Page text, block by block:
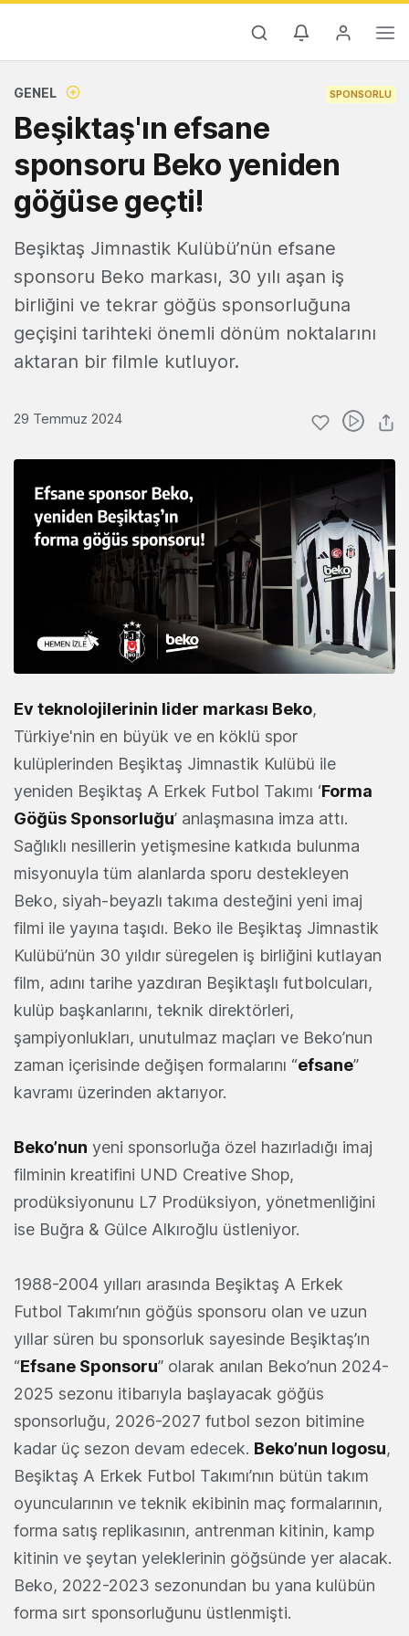
GENEL SPONSORLU
Beşiktaş'ın efsane
sponsoru Beko yeniden
göğüse geçti!
Beşiktaş Jimnastik Kulübü’nün efsane
sponsoru Beko markası, 30 yılı aşan iş
birliğini ve tekrar göğüs sponsorluğuna
geçişini tarihteki önemli dönüm noktalarını
aktaran bir filmle kutluyor.
29 Temmuz 2024
Ev teknolojilerinin lider markası Beko,
Türkiye'nin en büyük ve en köklü spor
kulüplerinden Beşiktaş Jimnastik Kulübü ile
yeniden Beşiktaş A Erkek Futbol Takımı ‘Forma
Göğüs Sponsorluğu’ anlaşmasına imza attı.
Sağlıklı nesillerin yetişmesine katkıda bulunma
misyonuyla tüm alanlarda sporu destekleyen
Beko, siyah-beyazlı takıma desteğini yeni imaj
filmi ile yayına taşıdı. Beko ile Beşiktaş Jimnastik
Kulübü’nün 30 yıldır süregelen iş birliğini kutlayan
film, adını tarihe yazdıran Beşiktaşlı futbolcuları,
kulüp başkanlarını, teknik direktörleri,
şampiyonlukları, unutulmaz maçları ve Beko’nun
zaman içerisinde değişen formalarını “efsane”
kavramı üzerinden aktarıyor.
Beko’nun yeni sponsorluğa özel hazırladığı imaj
filminin kreatifini UND Creative Shop,
prodüksiyonunu L7 Prodüksiyon, yönetmenliğini
ise Buğra & Gülce Alkıroğlu üstleniyor.
1988-2004 yılları arasında Beşiktaş A Erkek
Futbol Takımı’nın göğüs sponsoru olan ve uzun
yıllar süren bu sponsorluk sayesinde Beşiktaş’ın
“Efsane Sponsoru” olarak anılan Beko’nun 2024-
2025 sezonu itibarıyla başlayacak göğüs
sponsorluğu, 2026-2027 futbol sezon bitimine
kadar üç sezon devam edecek. Beko’nun logosu,
Beşiktaş A Erkek Futbol Takımı’nın bütün takım
oyuncularının ve teknik ekibinin maç formalarının,
forma satış replikasının, antrenman kitinin, kamp
kitinin ve şeytan yeleklerinin göğsünde yer alacak.
Beko, 2022-2023 sezonundan bu yana kulübün
forma sırt sponsorluğunu üstlenmişti.